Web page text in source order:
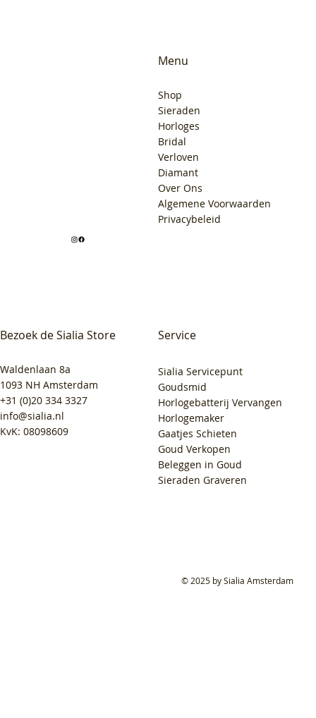
Bezoek de Sialia Store
Waldenlaan 8a
1093 NH Amsterdam
+31 (0)20 334 3327
info@sialia.nl
KvK: 08098609
Menu
Shop
Sieraden
Horloges
Bridal
Verloven
Diamant
Over Ons
Algemene Voorwaarden
Privacybeleid
Service
Sialia Servicepunt
Goudsmid
Horlogebatterij Vervangen
Horlogemaker
Gaatjes Schieten
Goud Verkopen
Beleggen in Goud
Sieraden Graveren
© 2025 by Sialia Amsterdam